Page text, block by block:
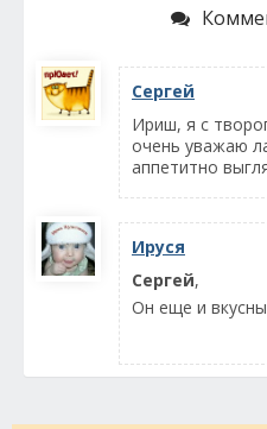
Сергей
Ириш, я с
очень уважаю
аппетитно
Ируся
Сергей,
Он еще и